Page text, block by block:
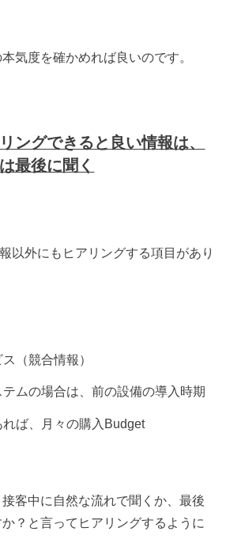
気度を確かめれば良いのです。
ングできると良い情報は、
最後に聞く
以外にもヒアリングする項目があり
（競合情報）
ムの場合は、前の設備の導入時期
ば、月々の購入Budget
客中に自然な流れで聞くか、最後
？と言ってヒアリングするように